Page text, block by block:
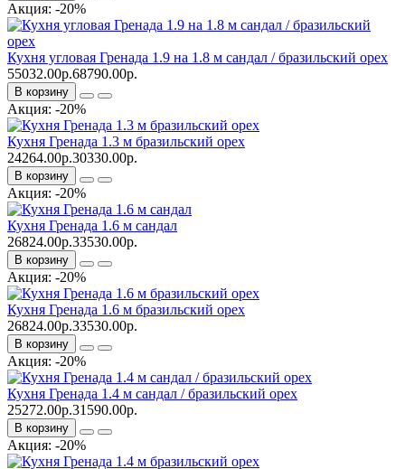
Акция: -20%
Кухня угловая Гренада 1.9 на 1.8 м сандал / бразильский орех
55032.00р.68790.00р.
В корзину
Акция: -20%
Кухня Гренада 1.3 м бразильский орех
24264.00р.30330.00р.
В корзину
Акция: -20%
Кухня Гренада 1.6 м сандал
26824.00р.33530.00р.
В корзину
Акция: -20%
Кухня Гренада 1.6 м бразильский орех
26824.00р.33530.00р.
В корзину
Акция: -20%
Кухня Гренада 1.4 м сандал / бразильский орех
25272.00р.31590.00р.
В корзину
Акция: -20%